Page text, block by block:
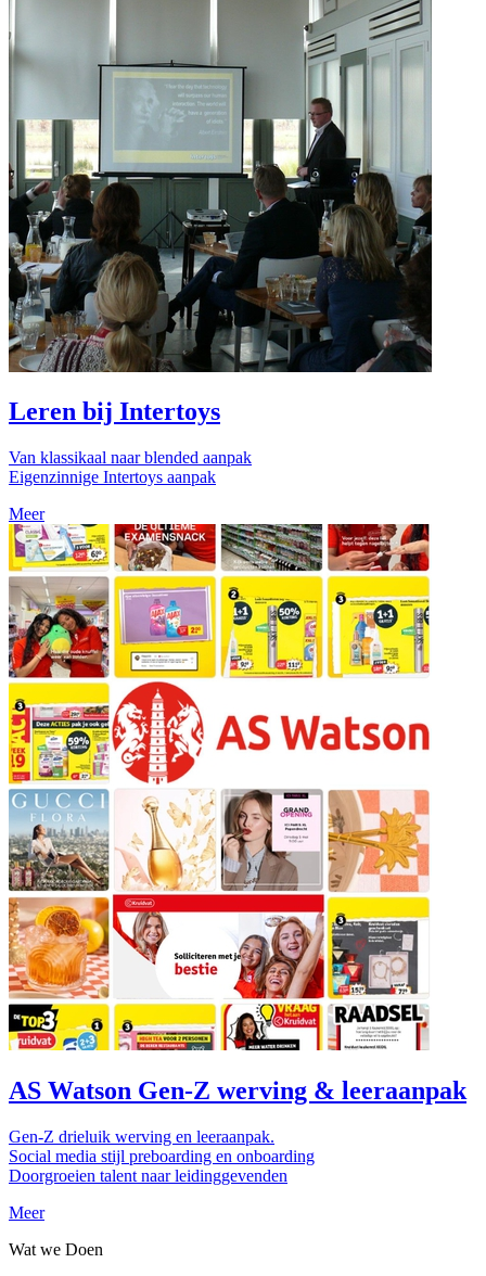
Leren bij Intertoys
Van klassikaal naar blended aanpak
Eigenzinnige Intertoys aanpak
Meer
AS Watson Gen-Z werving & leeraanpak
Gen-Z drieluik werving en leeraanpak.
Social media stijl preboarding en onboarding
Doorgroeien talent naar leidinggevenden
Meer
Wat we Doen